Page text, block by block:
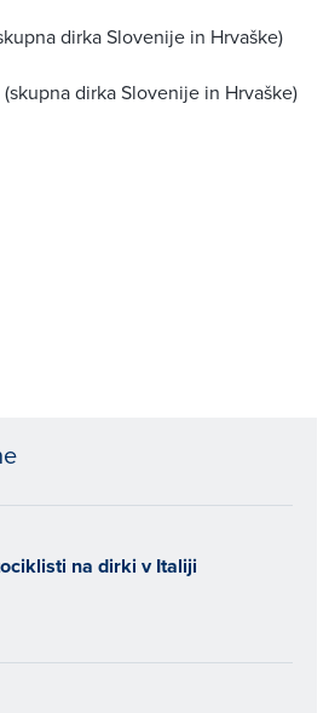
dirka Slovenije in Hrvaške)
dirka Slovenije in Hrvaške)
na dirki v Italiji